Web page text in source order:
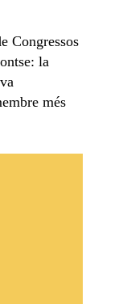
Congressos
la
més